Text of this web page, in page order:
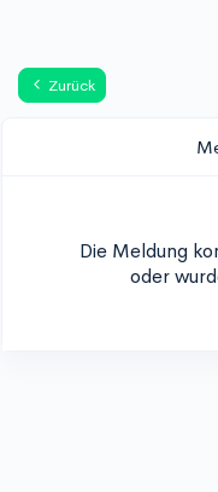
Zurück
Die Meldung
oder